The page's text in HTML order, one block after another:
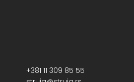
+381 11 309 85 55